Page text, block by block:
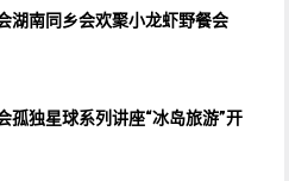
湖南同乡会欢聚小龙虾野餐会
孤独星球系列讲座“冰岛旅游”开